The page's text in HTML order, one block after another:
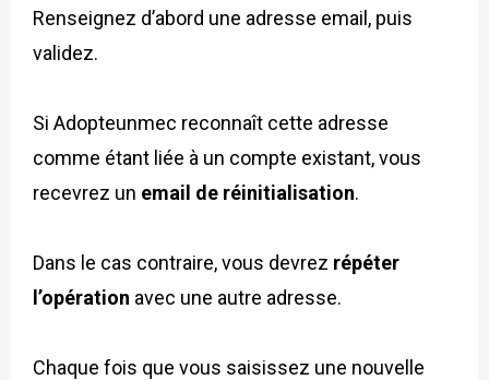
Renseignez d’abord une adresse email, puis
validez.
Si Adopteunmec reconnaît cette adresse
comme étant liée à un compte existant, vous
recevrez un email de réinitialisation.
Dans le cas contraire, vous devrez répéter
l’opération avec une autre adresse.
Chaque fois que vous saisissez une nouvelle